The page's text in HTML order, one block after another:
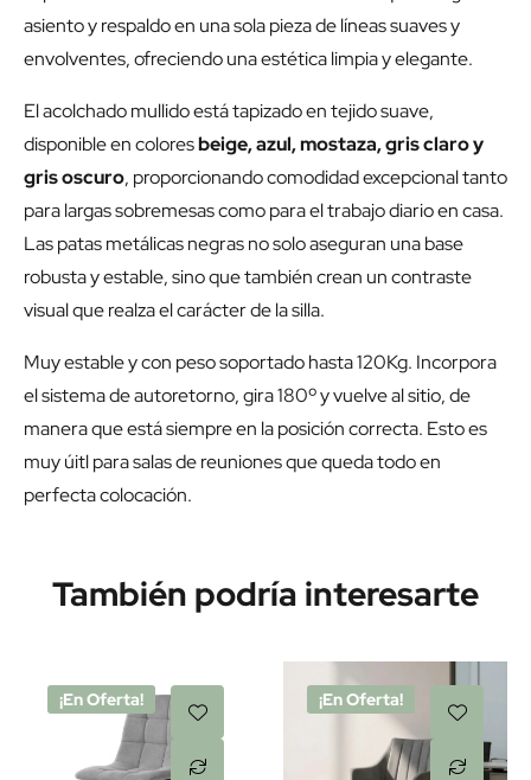
asiento y respaldo en una sola pieza de líneas suaves y
envolventes, ofreciendo una estética limpia y elegante.
El acolchado mullido está tapizado en tejido suave,
disponible en coloresbeige, azul, mostaza, gris claro y
gris oscuro, proporcionando comodidad excepcional tanto
para largas sobremesas como para el trabajo diario en casa.
Las patas metálicas negras no solo aseguran una base
robusta y estable, sino que también crean un contraste
visual que realza el carácter de la silla.
Muy estable y con peso soportado hasta 120Kg. Incorpora
el sistema de autoretorno, gira 180º y vuelve al sitio, de
manera que está siempre en la posición correcta. Esto es
muy úitl para salas de reuniones que queda todo en
perfecta colocación.
También podría interesarte
¡En Oferta! ¡En Oferta!